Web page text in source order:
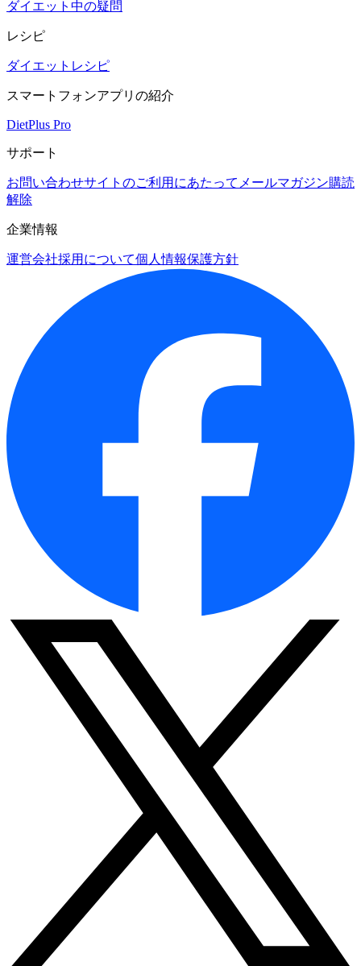
ダイエット中の疑問
レシピ
ダイエットレシピ
スマートフォンアプリの紹介
DietPlus Pro
サポート
お問い合わせサイトのご利用にあたって メールマガジン購読
解除
企業情報
運営会社採用について個人情報保護方針